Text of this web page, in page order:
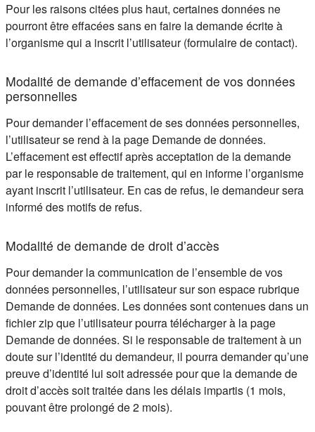
Pour les raisons citées plus haut, certaines données ne
pourront être effacées sans en faire la demande écrite à
l’organisme qui a inscrit l’utilisateur (formulaire de contact).
Modalité de demande d’effacement de vos données
personnelles
Pour demander l’effacement de ses données personnelles,
l’utilisateur se rend à la page Demande de données.
L’effacement est effectif après acceptation de la demande
par le responsable de traitement, qui en informe l’organisme
ayant inscrit l’utilisateur. En cas de refus, le demandeur sera
informé des motifs de refus.
Modalité de demande de droit d’accès
Pour demander la communication de l’ensemble de vos
données personnelles, l’utilisateur sur son espace rubrique
Demande de données. Les données sont contenues dans un
fichier zip que l’utilisateur pourra télécharger à la page
Demande de données. Si le responsable de traitement à un
doute sur l’identité du demandeur, il pourra demander qu’une
preuve d’identité lui soit adressée pour que la demande de
droit d’accès soit traitée dans les délais impartis (1 mois,
pouvant être prolongé de 2 mois).